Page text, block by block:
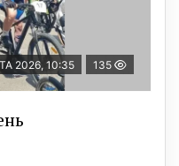
2026, 10:35 135